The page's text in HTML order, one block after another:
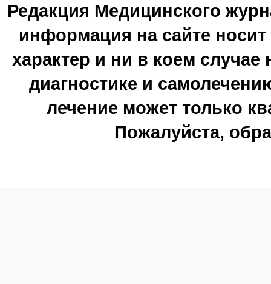
Редакция Медицинского
информация на сайте
характер и ни в коем
диагностике и
лечение может только
Пожалуйста,